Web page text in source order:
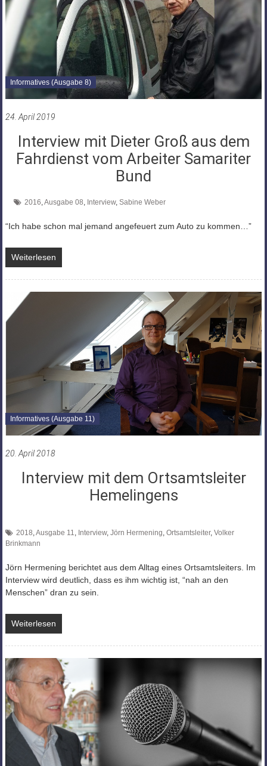
Informatives (Ausgabe 8)
24. April 2019
Interview mit Dieter Groß aus dem
Fahrdienst vom Arbeiter Samariter
Bund
2016,Ausgabe 08, Interview, Sabine Weber
“Ich habe schon mal jemand angefeuert zum Auto zu kommen…”
Weiterlesen
Informatives (Ausgabe 11)
20. April 2018
Interview mit dem Ortsamtsleiter
Hemelingens
2018,Ausgabe 11, Interview, Jörn Hermening, Ortsamtsleiter, Volker
Brinkmann
Jörn Hermening berichtet aus dem Alltag eines Ortsamtsleiters. Im
Interview wird deutlich, dass es ihm wichtig ist, “nah an den
Menschen” dran zu sein.
Weiterlesen